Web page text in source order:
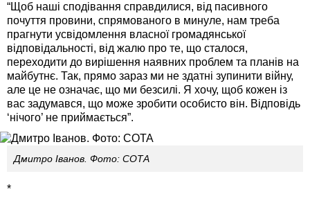
“Щоб наші сподівання справдилися, від пасивного
почуття провини, спрямованого в минуле, нам треба
прагнути усвідомлення власної громадянської
відповідальності, від жалю про те, що сталося,
переходити до вирішення наявних проблем та планів на
майбутнє. Так, прямо зараз ми не здатні зупинити війну,
але це не означає, що ми безсилі. Я хочу, щоб кожен із
вас задумався, що може зробити особисто він. Відповідь
‘нічого’ не приймається”.
Дмитро Іванов. Фото: СОТА
*